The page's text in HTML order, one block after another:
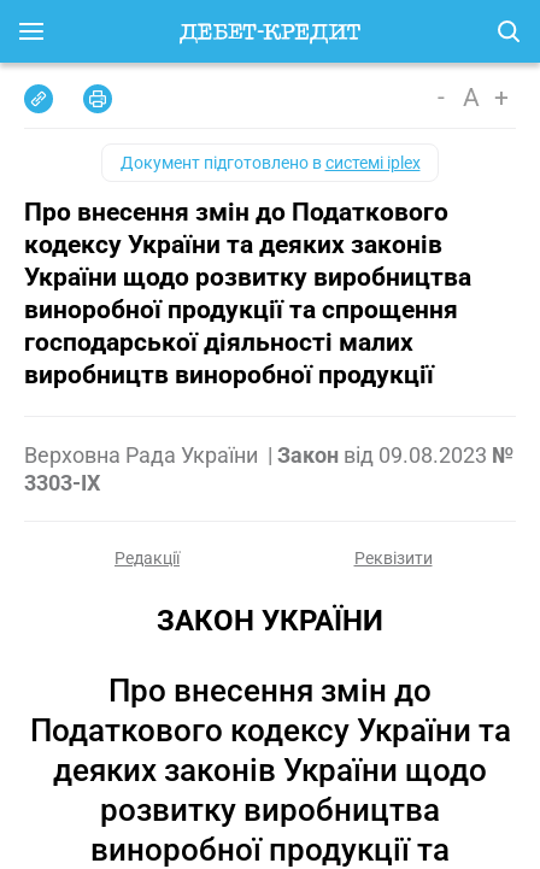
- A +
Документ підготовлено всистемі iplex
Про внесення змін до Податкового
кодексу України та деяких законів
України щодо розвитку виробництва
виноробної продукції та спрощення
господарської діяльності малих
виробництв виноробної продукції
Верховна Рада України | Закон від 09.08.2023 №
3303-IX
Редакції Реквізити
ЗАКОН УКРАЇНИ
Про внесення змін до
Податкового кодексу України та
деяких законів України щодо
розвитку виробництва
виноробної продукції та